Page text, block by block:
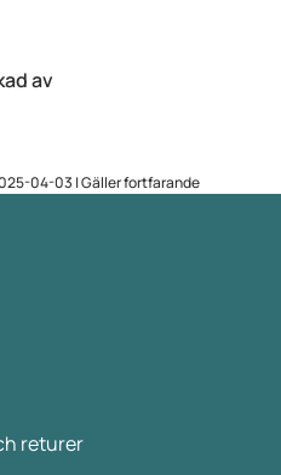
av
04-03 | Gäller fortfarande
returer